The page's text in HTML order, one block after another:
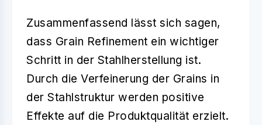
Zusammenfassend lässt sich sagen,
dass Grain Refinement ein wichtiger
Schritt in der Stahlherstellung ist.
Durch die Verfeinerung der Grains in
der Stahlstruktur werden positive
Effekte auf die Produktqualität erzielt.